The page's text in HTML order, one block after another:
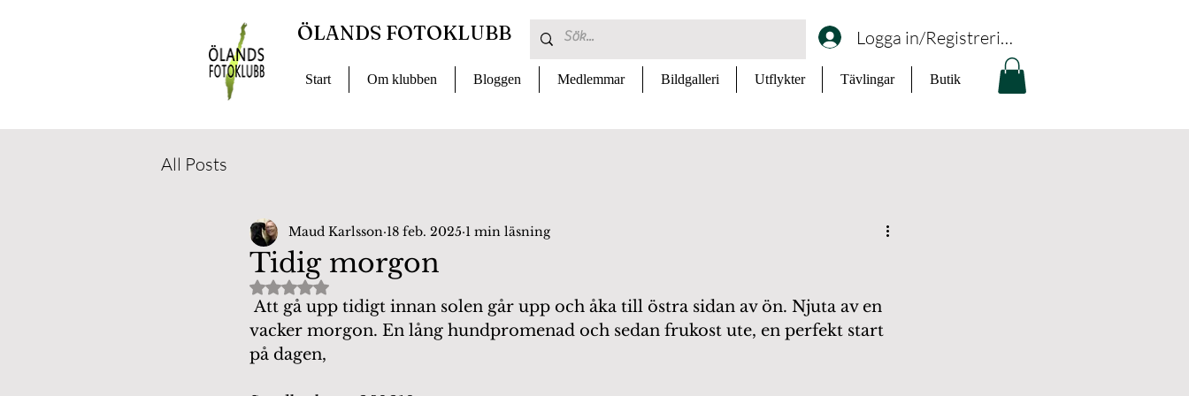
Logga in/Registrering
Start Om klubben Bloggen Medlemmar Bildgalleri Utflykter Tävlingar Butik
ÖLANDS FOTOKLUBB
All Posts
Tidig morgon
Maud Karlsson 18 feb. 2025 1 min läsning
Betygsatt till NaN av 5 stjärnor.
vacker morgon. En lång hundpromenad och sedan frukost ute, en perfekt start
på dagen,